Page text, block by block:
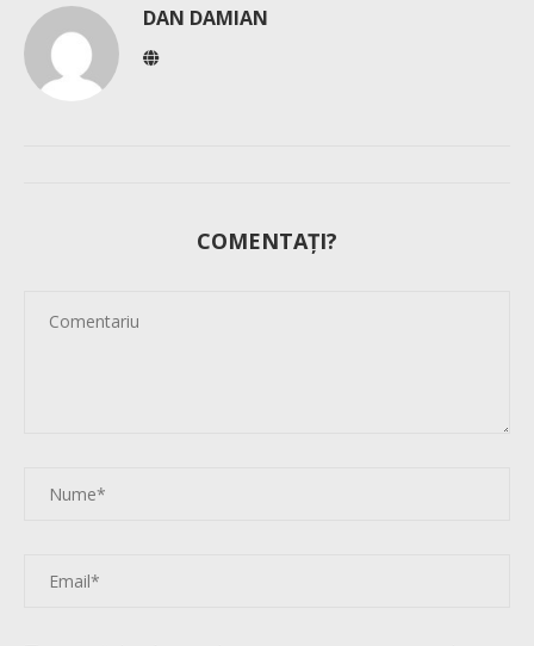
DAN DAMIAN
COMENTAȚI?